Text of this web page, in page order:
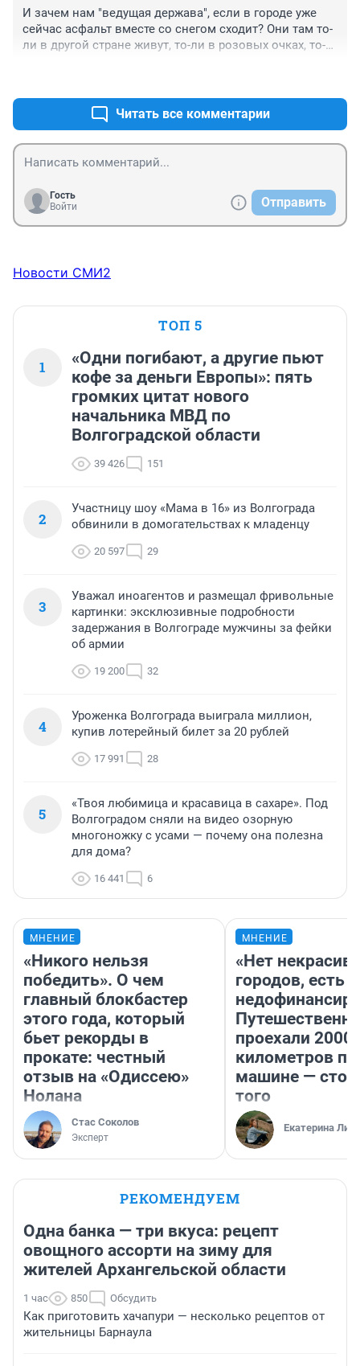
Генеральское лобби несокрушимо, им сколько не
давай все мало будет , а списать ракету стоимостью в
миллионы долларов можно за 5 минут на любых
И зачем нам "ведущая держава", если в городе уже
сейчас асфальт вместе со снегом сходит? Они там то-
ли в другой стране живут, то-ли в розовых очках, то-
не будет никакой "ведущей державы" и "великой
страны", пока не будет порядка в городах.
Читать все комментарии
Гость
Войти
Отправить
Новости СМИ2
ТОП 5
1
«Одни погибают, а другие пьют
кофе за деньги Европы»: пять
громких цитат нового
начальника МВД по
Волгоградской области
39 426 151
2
Участницу шоу «Мама в 16» из Волгограда
обвинили в домогательствах к младенцу
20 597 29
3
Уважал иноагентов и размещал фривольные
картинки: эксклюзивные подробности
задержания в Волгограде мужчины за фейки
об армии
19 200 32
4
Уроженка Волгограда выиграла миллион,
купив лотерейный билет за 20 рублей
17 991 28
5
«Твоя любимица и красавица в сахаре». Под
Волгоградом сняли на видео озорную
многоножку с усами — почему она полезна
для дома?
16 441 6
МНЕНИЕ
«Никого нельзя
победить». О чем
главный блокбастер
этого года, который
бьет рекорды в
прокате: честный
отзыв на «Одиссею»
Нолана
Стас Соколов
Эксперт
МНЕНИЕ
«Нет
городов, есть
проехали 2000
километров по
машине —
того
Екатерина
РЕКОМЕНДУЕМ
Одна банка — три вкуса: рецепт
овощного ассорти на зиму для
жителей Архангельской области
1 час 850 Обсудить
Как приготовить хачапури — несколько рецептов от
жительницы Барнаула